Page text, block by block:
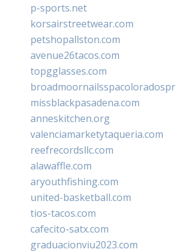
p-sports.net
korsairstreetwear.com
petshopallston.com
avenue26tacos.com
topgglasses.com
missblackpasadena.com
anneskitchen.org
valenciamarketytaqueria.com
reefrecordsllc.com
alawaffle.com
aryouthfishing.com
united-basketball.com
tios-tacos.com
cafecito-satx.com
graduacionviu2023.com